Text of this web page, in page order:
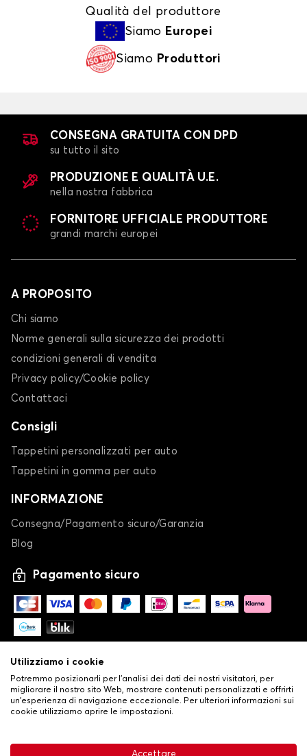
Qualità del produttore
Siamo Europei
Siamo Produttori
CONSEGNA GRATUITA CON DPD
su tutto il sito
PRODUZIONE E QUALITÀ U.E.
nella nostra fabbrica
FORNITORE UFFICIALE PRODUTTORE
grandi marchi europei
A PROPOSITO
Chi siamo
Norme generali sulla sicurezza dei prodotti
condizioni generali di vendita
Privacy policy/Cookie policy
Contattaci
Consigli
Tappetini personalizzati per auto
Tappetini in gomma per auto
INFORMAZIONE
Consegna/Pagamento sicuro/Garanzia
Blog
Pagamento sicuro
Condizioni generali di vendita•
Utilizziamo i cookie
Potremmo posizionarli per l'analisi dei dati dei nostri visitatori, per
migliorare il nostro sito Web, mostrare contenuti personalizzati e offrirti
un'esperienza di navigazione eccezionale. Per ulteriori informazioni sui
cookie utilizziamo aprire le impostazioni.
Accettare